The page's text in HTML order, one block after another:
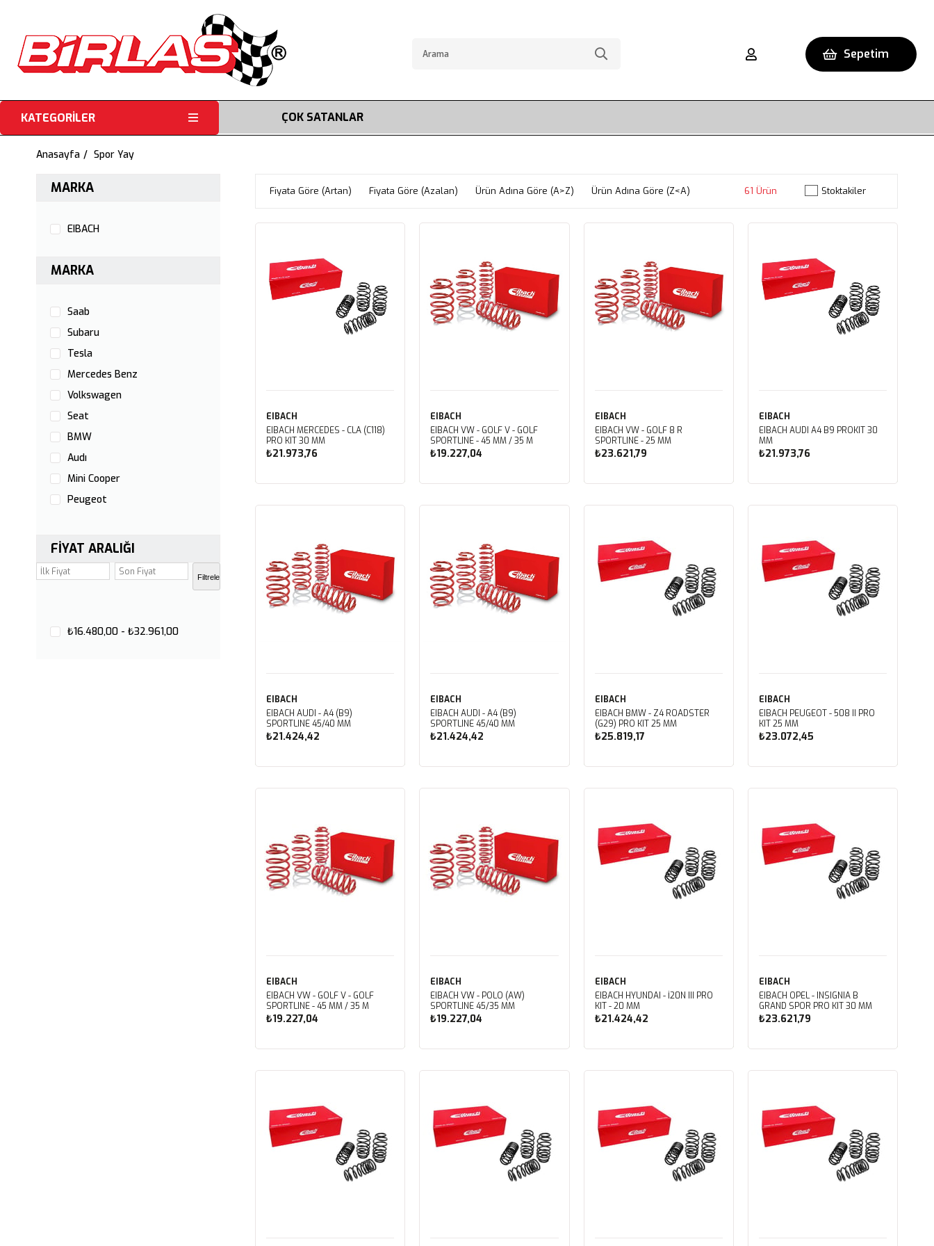
Sepetim
KATEGORİLER ÇOK SATANLAR
Anasayfa Spor Yay
MARKA
EIBACH
MARKA
Saab
Subaru
Tesla
Mercedes Benz
Volkswagen
Seat
BMW
Audı
Mini Cooper
Peugeot
Mazda
Fıat
Citroen
FIYAT ARALIĞI
Filtrele
₺16.480,00 - ₺32.961,00
Fiyata Göre (Artan) Fiyata Göre (Azalan) Ürün Adına Göre (A>Z) Ürün Adına Göre (Z<A) Stoktakiler
61 Ürün
EIBACH
EIBACH MERCEDES - CLA (C118)
PRO KIT 30 MM
₺21.973,76
EIBACH
EIBACH VW - GOLF V - GOLF
SPORTLINE - 45 MM / 35 M
₺19.227,04
EIBACH
EIBACH VW - GOLF 8 R
SPORTLINE - 25 MM
₺23.621,79
EIBACH
EIBACH AUDI A4 B9 PROKIT 30
MM
₺21.973,76
EIBACH
EIBACH AUDI - A4 (B9)
SPORTLINE 45/40 MM
₺21.424,42
EIBACH
EIBACH AUDI - A4 (B9)
SPORTLINE 45/40 MM
₺21.424,42
EIBACH
EIBACH BMW - Z4 ROADSTER
(G29) PRO KIT 25 MM
₺25.819,17
EIBACH
EIBACH PEUGEOT - 508 II PRO
KIT 25 MM
₺23.072,45
EIBACH
EIBACH VW - GOLF V - GOLF
SPORTLINE - 45 MM / 35 M
₺19.227,04
EIBACH
EIBACH VW - POLO (AW)
SPORTLINE 45/35 MM
₺19.227,04
EIBACH
EIBACH HYUNDAI - I20N III PRO
KIT - 20 MM
₺21.424,42
EIBACH
EIBACH OPEL - INSIGNIA B
GRAND SPOR PRO KIT 30 MM
₺23.621,79